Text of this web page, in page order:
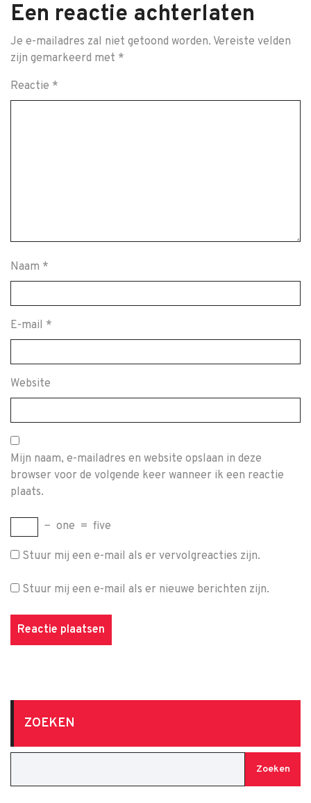
Een reactie achterlaten
Je e-mailadres zal niet getoond worden. Vereiste velden
zijn gemarkeerd met *
Reactie *
Naam *
E-mail *
Website
Mijn naam, e-mailadres en website opslaan in deze
browser voor de volgende keer wanneer ik een reactie
plaats.
− one = five
Stuur mij een e-mail als er vervolgreacties zijn.
Stuur mij een e-mail als er nieuwe berichten zijn.
ZOEKEN
Zoeken